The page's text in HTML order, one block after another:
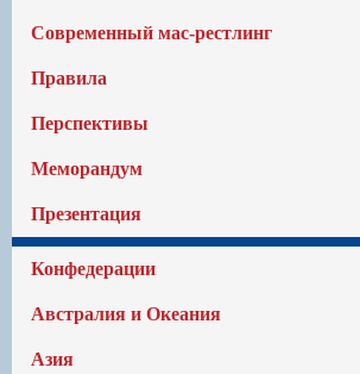
Современный мас-рестлинг
Правила
Перспективы
Меморандум
Презентация
Конфедерации
Австралия и Океания
Азия